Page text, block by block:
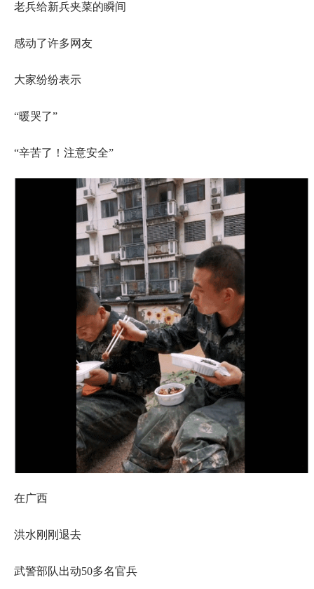
老兵给新兵夹菜的瞬间
感动了许多网友
大家纷纷表示
“暖哭了”
“辛苦了！注意安全”
在广西
洪水刚刚退去
武警部队出动50多名官兵